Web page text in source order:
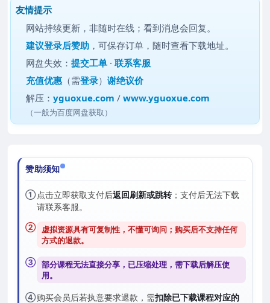
友情提示
网站持续更新，非随时在线；看到消息会回复。
建议登录后赞助 ，可保存订单，随时查看下载地址。
网盘失效：提交工单 ·联系客服
充值优惠 （需登录）谢绝议价
解压：yguoxue.com /www.yguoxue.com
（一般为百度网盘获取）
赞助须知
①点击立即获取支付后返回刷新或跳转；支付后无法下载
请联系客服。
② 虚拟资源具有可复制性，不懂可询问；购买后不支持任何
方式的退款。
③ 部分课程无法直接分享，已压缩处理，需下载后解压使
用。
④购买会员后若执意要求退款，需扣除已下载课程对应的